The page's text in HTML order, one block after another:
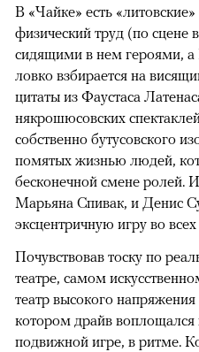
В «Чайке» есть
физический труд (по сцене
сидящими в нем героями,
ловко взбирается на
цитаты из Фаустаса
някрошюсовских
собственно бутусовского
помятых жизнью людей,
бесконечной смене ролей.
Марьяна Спивак, и Денис
эксцентричную игру во
Почувствовав тоску по
театре, самом
театр высокого
котором драйв воплощался
подвижной игре, в ритме.